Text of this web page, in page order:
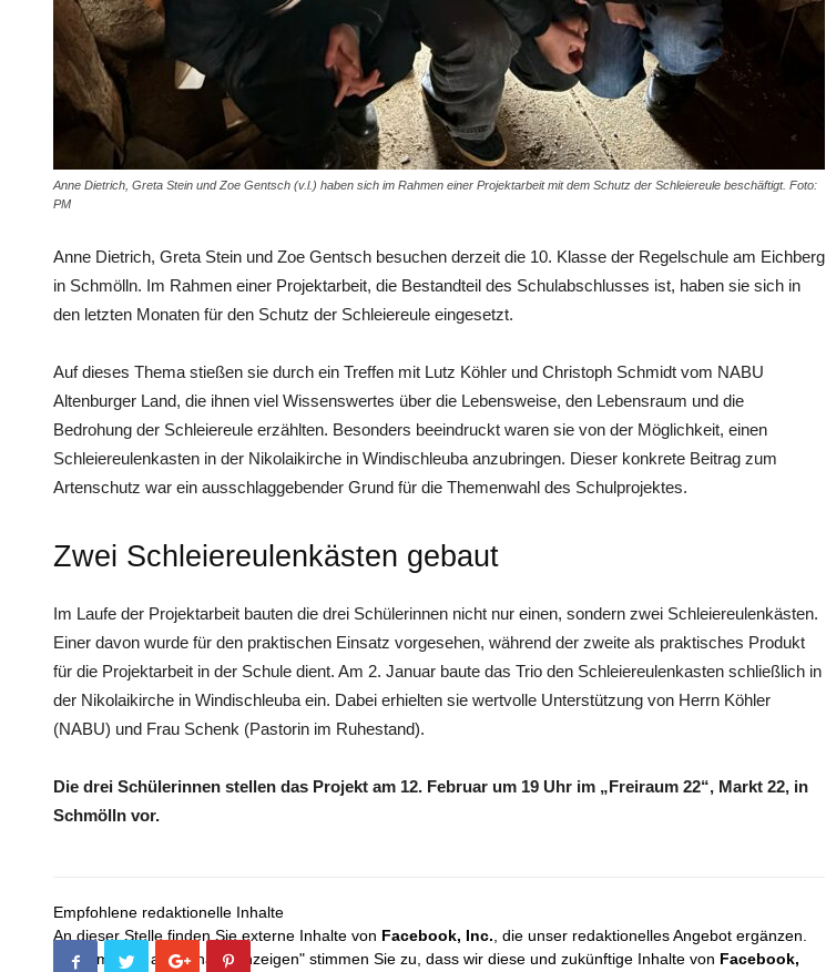
Anne Dietrich, Greta Stein und Zoe Gentsch (v.l.) haben sich im Rahmen einer Projektarbeit mit dem Schutz der Schleiereule beschäftigt. Foto:
PM
Anne Dietrich, Greta Stein und Zoe Gentsch besuchen derzeit die 10. Klasse der Regelschule am Eichberg
in Schmölln. Im Rahmen einer Projektarbeit, die Bestandteil des Schulabschlusses ist, haben sie sich in
den letzten Monaten für den Schutz der Schleiereule eingesetzt.
Auf dieses Thema stießen sie durch ein Treffen mit Lutz Köhler und Christoph Schmidt vom NABU
Altenburger Land, die ihnen viel Wissenswertes über die Lebensweise, den Lebensraum und die
Bedrohung der Schleiereule erzählten. Besonders beeindruckt waren sie von der Möglichkeit, einen
Schleiereulenkasten in der Nikolaikirche in Windischleuba anzubringen. Dieser konkrete Beitrag zum
Artenschutz war ein ausschlaggebender Grund für die Themenwahl des Schulprojektes.
Zwei Schleiereulenkästen gebaut
Im Laufe der Projektarbeit bauten die drei Schülerinnen nicht nur einen, sondern zwei Schleiereulenkästen.
Einer davon wurde für den praktischen Einsatz vorgesehen, während der zweite als praktisches Produkt
für die Projektarbeit in der Schule dient. Am 2. Januar baute das Trio den Schleiereulenkasten schließlich in
der Nikolaikirche in Windischleuba ein. Dabei erhielten sie wertvolle Unterstützung von Herrn Köhler
(NABU) und Frau Schenk (Pastorin im Ruhestand).
Die drei Schülerinnen stellen das Projekt am 12. Februar um 19 Uhr im „Freiraum 22“, Markt 22, in
Schmölln vor.
Empfohlene redaktionelle Inhalte
An dieser Stelle finden Sie externe Inhalte von Facebook, Inc. , die unser redaktionelles Angebot ergänzen.
Mit dem Klick auf "Inhalte anzeigen" stimmen Sie zu, dass wir diese und zukünftige Inhalte von Facebook,